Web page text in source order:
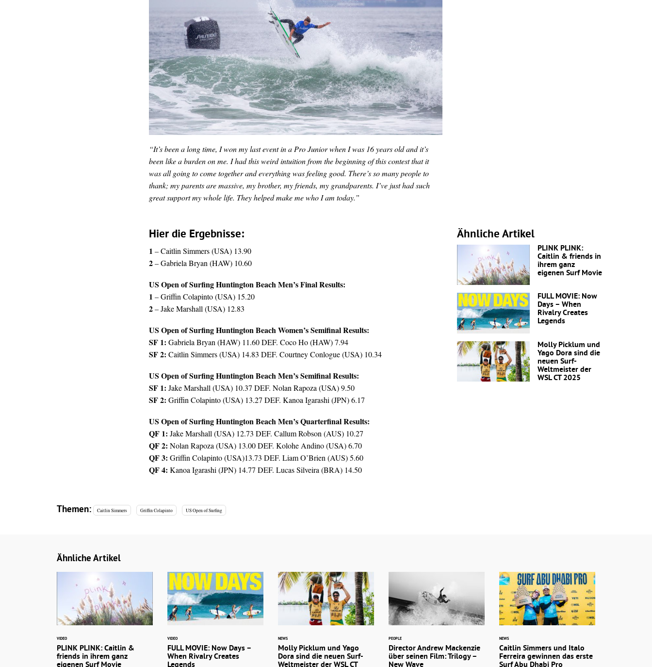
“It’s been a long time, I won my last event in a Pro Junior when I was 16 years old and it’s
been like a burden on me. I had this weird intuition from the beginning of this contest that it
was all going to come together and everything was feeling good. There’s so many people to
thank; my parents are massive, my brother, my friends, my grandparents. I’ve just had such
great support my whole life. They helped make me who I am today.”
Hier die Ergebnisse:
1 – Caitlin Simmers (USA) 13.90
2– Gabriela Bryan (HAW) 10.60
US Open of Surfing Huntington Beach Men’s Final Results:
1 – Griffin Colapinto (USA) 15.20
2– Jake Marshall (USA) 12.83
US Open of Surfing Huntington Beach Women’s Semifinal Results:
SF 1: Gabriela Bryan (HAW) 11.60 DEF. Coco Ho (HAW) 7.94
SF 2: Caitlin Simmers (USA) 14.83 DEF. Courtney Conlogue (USA) 10.34
US Open of Surfing Huntington Beach Men’s Semifinal Results:
SF 1: Jake Marshall (USA) 10.37 DEF. Nolan Rapoza (USA) 9.50
SF 2: Griffin Colapinto (USA) 13.27 DEF. Kanoa Igarashi (JPN) 6.17
US Open of Surfing Huntington Beach Men’s Quarterfinal Results:
QF 1: Jake Marshall (USA) 12.73 DEF. Callum Robson (AUS) 10.27
QF 2: Nolan Rapoza (USA) 13.00 DEF. Kolohe Andino (USA) 6.70
QF 3: Griffin Colapinto (USA)13.73 DEF. Liam O’Brien (AUS) 5.60
QF 4: Kanoa Igarashi (JPN) 14.77 DEF. Lucas Silveira (BRA) 14.50
Ähnliche Artikel
PLINK PLINK:
Caitlin & friends in
ihrem ganz
eigenen Surf Movie
FULL MOVIE: Now
Days – When
Rivalry Creates
Legends
Molly Picklum und
Yago Dora sind die
neuen Surf-
Weltmeister der
WSL CT 2025
Themen: Caitlin Simmers Griffin Colapinto US Open of Surfing
Ähnliche Artikel
VIDEO
PLINK PLINK: Caitlin &
friends in ihrem ganz
eigenen Surf Movie
VIDEO
FULL MOVIE: Now Days –
When Rivalry Creates
Legends
NEWS
Molly Picklum und Yago
Dora sind die neuen Surf-
Weltmeister der WSL CT
PEOPLE
Director Andrew Mackenzie
über seinen Film: Trilogy –
New Wave
NEWS
Caitlin Simmers und Italo
Ferreira gewinnen das erste
Surf Abu Dhabi Pro